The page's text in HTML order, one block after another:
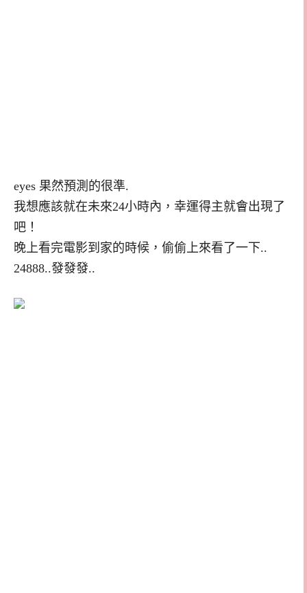
eyes 果然預測的很準.
我想應該就在未來24小時內，幸運得主就會出現了
吧！
晚上看完電影到家的時候，偷偷上來看了一下..
24888..發發發..